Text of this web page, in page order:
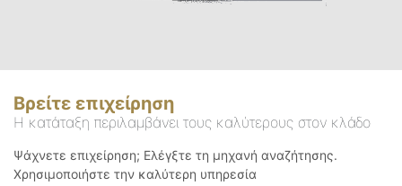
Βρείτε επιχείρηση
Η κατάταξη περιλαμβάνει τους καλύτερους στον κλάδο
Ψάχνετε επιχείρηση; Ελέγξτε τη μηχανή αναζήτησης.
Χρησιμοποιήστε την καλύτερη υπηρεσία